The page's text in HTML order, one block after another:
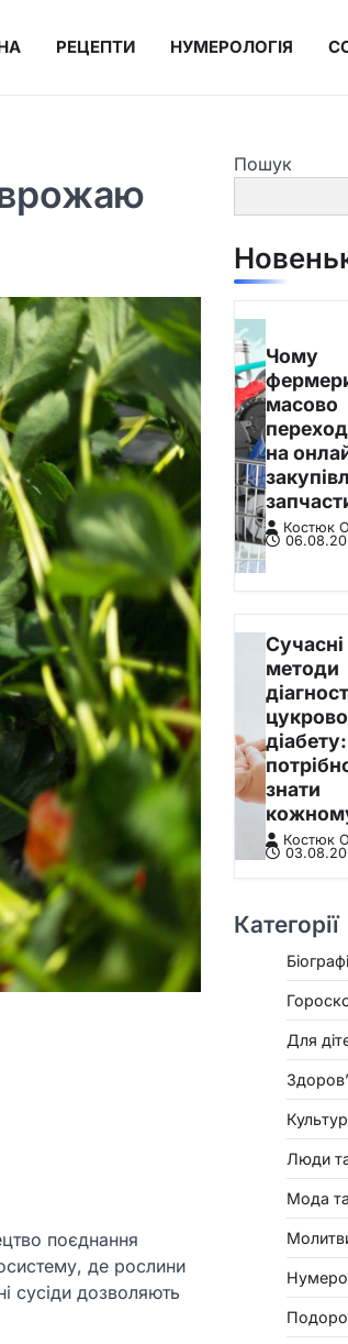
РЕЦЕПТИ НУМЕРОЛОГІЯ
врожаю
поєднання
де рослини
сусіди дозволяють
Пошук
Чому
масово
на
Костюк
Сучасні
методи
знати
Костюк
Категорії
Для
Люди
Мода